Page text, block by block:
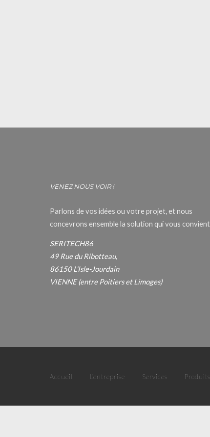
VENEZ NOUS VOIR !
Parlons de vos idées ou votre projet, et nous
concevrons ensemble la solution qui vous convient.
SERITECH86
49 Rue du Ribotteau,
86150 L'Isle-Jourdain
VIENNE (entre Poitiers et Limoges)
Accueil L’entreprise Services Produits